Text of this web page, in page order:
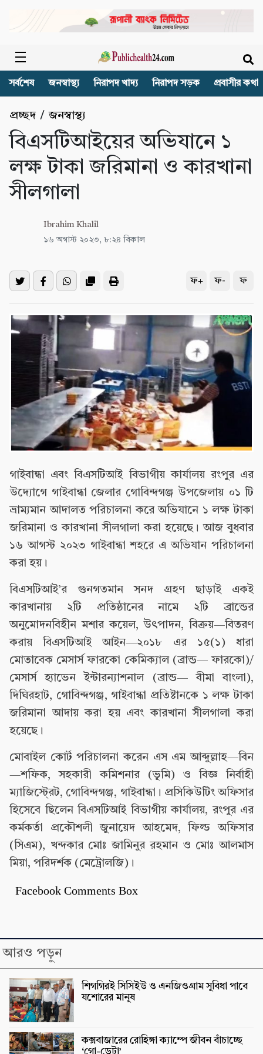
সর্বশেষ জনস্বাস্থ্য নিরাপদ খাদ্য নিরাপদ সড়ক প্রবাসীর কথা
প্রচ্ছদ /জনস্বাস্থ্য
বিএসটিআইয়ের অভিযানে ১
লক্ষ টাকা জরিমানা ও কারখানা
সীলগালা
Ibrahim Khalil
১৬ অগাস্ট ২০২৩, ৮:২৪ বিকাল
ফ+ ফ- ফ
গাইবান্ধা এবং বিএসটিআই বিভাগীয় কার্যালয় রংপুর এর
উদ্যোগে গাইবান্ধা জেলার গোবিন্দগঞ্জ উপজেলায় ০১ টি
ভ্রাম্যমান আদালত পরিচালনা করে অভিযানে ১ লক্ষ টাকা
জরিমানা ও কারখানা সীলগালা করা হয়েছে। আজ বুধবার
১৬ আগস্ট ২০২৩ গাইবান্ধা শহরে এ অভিযান পরিচালনা
করা হয়।
বিএসটিআই’র গুনগতমান সনদ গ্রহণ ছাড়াই একই
কারখানায় ২টি প্রতিষ্ঠানের নামে ২টি ব্রান্ডের
অনুমোদনবিহীন মশার কয়েল, উৎপাদন, বিক্রয়—বিতরণ
করায় বিএসটিআই আইন—২০১৮ এর ১৫(১) ধারা
মোতাবেক মেসার্স ফারকো কেমিক্যাল (ব্রান্ড— ফারকো)/
মেসার্স হ্যাভেন ইন্টারন্যাশনাল (ব্রান্ড— বীমা বাংলা),
দিঘিরহাট, গোবিন্দগঞ্জ, গাইবান্ধা প্রতিষ্টানকে ১ লক্ষ টাকা
জরিমানা আদায় করা হয় এবং কারখানা সীলগালা করা
হয়েছে।
মোবাইল কোর্ট পরিচালনা করেন এস এম আব্দুল্লাহ—বিন
—শফিক, সহকারী কমিশনার (ভূমি) ও বিজ্ঞ নির্বাহী
ম্যাজিস্টে্রট, গোবিন্দগঞ্জ, গাইবান্ধা। প্রসিকিউটিং অফিসার
হিসেবে ছিলেন বিএসটিআই বিভাগীয় কার্যালয়, রংপুর এর
কর্মকর্তা প্রকৌশলী জুনায়েদ আহমেদ, ফিল্ড অফিসার
(সিএম), খন্দকার মোঃ জামিনুর রহমান ও মোঃ আলমাস
মিয়া, পরিদর্শক (মেট্রোলজি)।
Facebook Comments Box
আরও পড়ুন
শিগগিরই সিসিইউ ও এনজিওগ্রাম সুবিধা পাবে
যশোরের মানুষ
কক্সবাজারের রোহিঙ্গা ক্যাম্পে জীবন বাঁচাচ্ছে
‘গো-ডেটা’